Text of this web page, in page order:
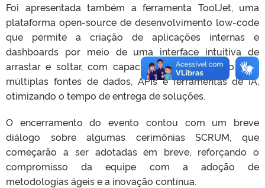
Foi apresentada também a ferramenta ToolJet, uma
plataforma open-source de desenvolvimento low-code
que permite a criação de aplicações internas e
dashboards por meio de uma interface intuitiva de
arrastar e soltar, com capacidade de integração com
múltiplas fontes de dados, APIs e ferramentas de IA,
otimizando o tempo de entrega de soluções.
O encerramento do evento contou com um breve
diálogo sobre algumas cerimônias SCRUM, que
começarão a ser adotadas em breve, reforçando o
compromisso da equipe com a adoção de
metodologias ágeis e a inovação contínua.